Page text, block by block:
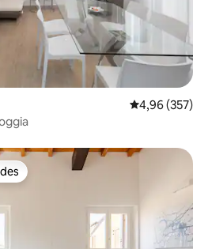
4,96 de uma
4,96 (357)
dos hóspedes